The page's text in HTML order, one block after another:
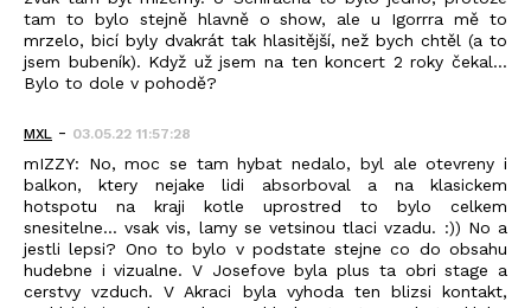
tam to bylo stejně hlavně o show, ale u Igorrra mě to
mrzelo, bicí byly dvakrát tak hlasitější, než bych chtěl (a to
jsem bubeník). Když už jsem na ten koncert 2 roky čekal...
Bylo to dole v pohodě?
MXL - 03.05.22 11:57:28
mIZZY: No, moc se tam hybat nedalo, byl ale otevreny i
balkon, ktery nejake lidi absorboval a na klasickem
hotspotu na kraji kotle uprostred to bylo celkem
snesitelne... vsak vis, lamy se vetsinou tlaci vzadu. :)) No a
jestli lepsi? Ono to bylo v podstate stejne co do obsahu
hudebne i vizualne. V Josefove byla plus ta obri stage a
cerstvy vzduch. V Akraci byla vyhoda ten blizsi kontakt,